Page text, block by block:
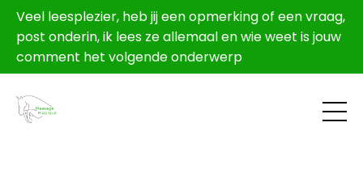
Veel leesplezier, heb jij een opmerking of een vraag,
post onderin, ik lees ze allemaal en wie weet is jouw
comment het volgende onderwerp